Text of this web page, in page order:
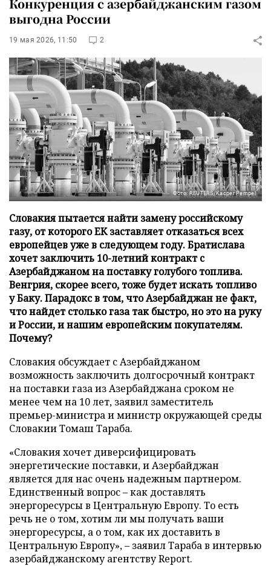
Конкуренция с азербайджанским газом
выгодна России
19 мая 2026, 11:50 2
Фото: REUTERS/Kacper Pempel
Словакия пытается найти замену российскому
газу, от которого ЕК заставляет отказаться всех
европейцев уже в следующем году. Братислава
хочет заключить 10-летний контракт с
Азербайджаном на поставку голубого топлива.
Венгрия, скорее всего, тоже будет искать топливо
у Баку. Парадокс в том, что Азербайджан не факт,
что найдет столько газа так быстро, но это на руку
и России, и нашим европейским покупателям.
Почему?
Словакия обсуждает с Азербайджаном
возможность заключить долгосрочный контракт
на поставки газа из Азербайджана сроком не
менее чем на 10 лет, заявил заместитель
премьер-министра и министр окружающей среды
Словакии Томаш Тараба.
«Словакия хочет диверсифицировать
энергетические поставки, и Азербайджан
является для нас очень надежным партнером.
Единственный вопрос – как доставлять
энергоресурсы в Центральную Европу. То есть
речь не о том, хотим ли мы получать ваши
энергоресурсы, а о том, как их доставить в
Центральную Европу», – заявил Тараба в интервью
азербайджанскому агентству Report.